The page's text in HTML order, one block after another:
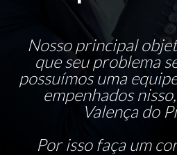
Nosso principal
que seu problema
possuímos uma
empenhados
Valença do
Por isso faça um